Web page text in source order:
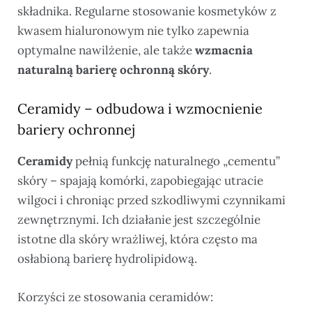
składnika. Regularne stosowanie kosmetyków z
kwasem hialuronowym nie tylko zapewnia
optymalne nawilżenie, ale takżewzmacnia
naturalną barierę ochronną skóry.
Ceramidy – odbudowa i wzmocnienie
bariery ochronnej
Ceramidypełnią funkcję naturalnego „cementu”
skóry – spajają komórki, zapobiegając utracie
wilgoci i chroniąc przed szkodliwymi czynnikami
zewnętrznymi. Ich działanie jest szczególnie
istotne dla skóry wrażliwej, która często ma
osłabioną barierę hydrolipidową.
Korzyści ze stosowania ceramidów: